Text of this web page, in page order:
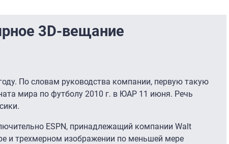
3D-вещание
По словам руководства компании, первую такую
мира по футболу 2010 г. в ЮАР 11 июня. Речь
ESPN, принадлежащий компании Walt
и трехмерном изображении по меньшей мере